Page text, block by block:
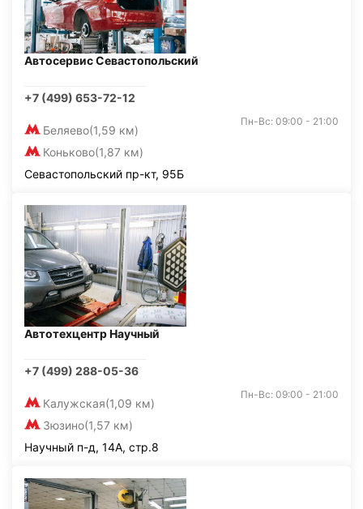
Автосервис Севастопольский
+7 (499) 653-72-12
Беляево(1,59 км)
Коньково(1,87 км)
Пн-Вс: 09:00 - 21:00
Севастопольский пр-кт, 95Б
Автотехцентр Научный
+7 (499) 288-05-36
Калужская(1,09 км)
Зюзино(1,57 км)
Пн-Вс: 09:00 - 21:00
Научный п-д, 14А, стр.8